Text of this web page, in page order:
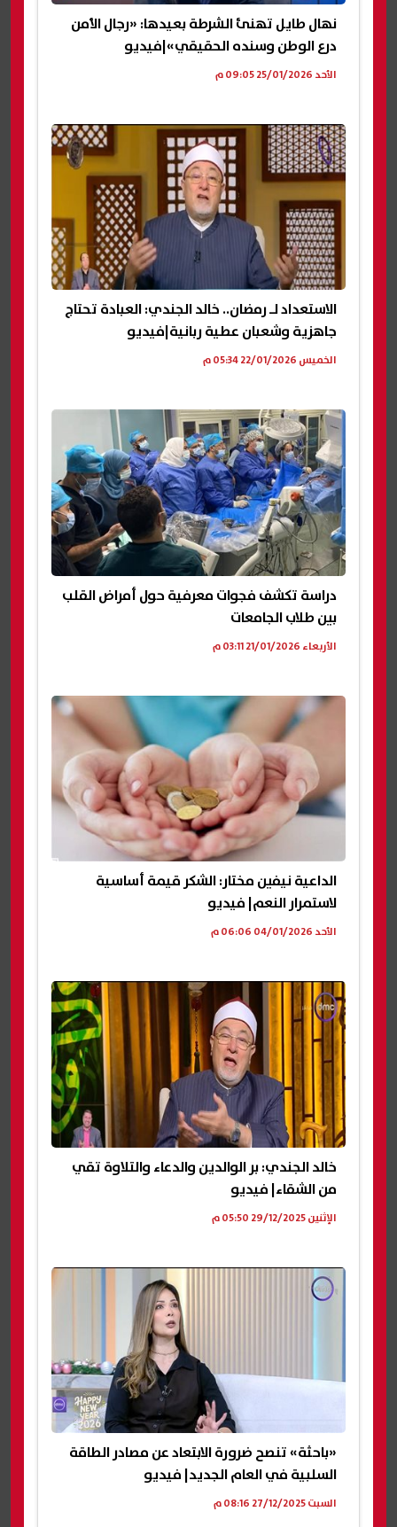
نهال طايل تهنئ الشرطة بعيدها: «رجال الأمن
درع الوطن وسنده الحقيقي»|فيديو
الأحد 25/01/2026 09:05 م
الاستعداد لـ رمضان.. خالد الجندي: العبادة تحتاج
جاهزية وشعبان عطية ربانية|فيديو
الخميس 22/01/2026 05:34 م
دراسة تكشف فجوات معرفية حول أمراض القلب
بين طلاب الجامعات
الأربعاء 21/01/2026 03:11 م
الداعية نيفين مختار: الشكر قيمة أساسية
لاستمرار النعم| فيديو
الأحد 04/01/2026 06:06 م
خالد الجندي: بر الوالدين والدعاء والتلاوة تقي
من الشقاء| فيديو
الإثنين 29/12/2025 05:50 م
«باحثة» تنصح ضرورة الابتعاد عن مصادر الطاقة
السلبية في العام الجديد| فيديو
السبت 27/12/2025 08:16 م